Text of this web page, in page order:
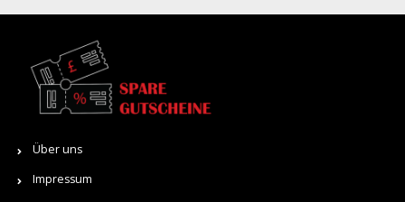
Über uns
Impressum